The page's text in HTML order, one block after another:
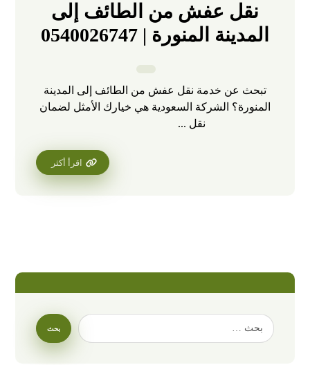
نقل عفش من الطائف إلى
المدينة المنورة | 0540026747
تبحث عن خدمة نقل عفش من الطائف إلى المدينة
المنورة؟ الشركة السعودية هي خيارك الأمثل لضمان
نقل ...
اقرأ أكثر